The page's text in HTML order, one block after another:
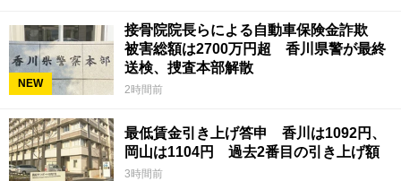
NEW
接骨院院長らによる自動車保険金詐欺
被害総額は2700万円超 香川県警が最終
送検、捜査本部解散
2時間前
最低賃金引き上げ答申 香川は1092円、
岡山は1104円 過去2番目の引き上げ額
3時間前